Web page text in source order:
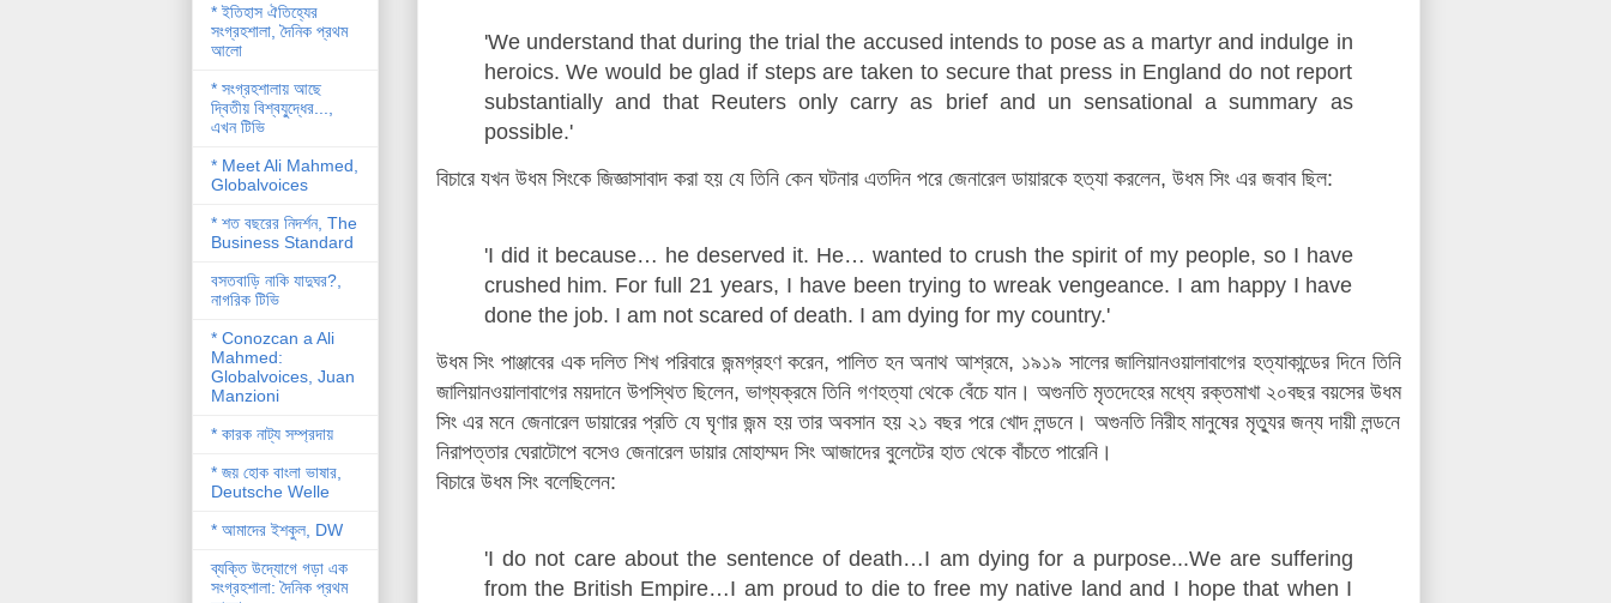
'We understand that during the trial the accused intends to pose as a martyr and indulge in
heroics. We would be glad if steps are taken to secure that press in England do not report
substantially and that Reuters only carry as brief and un sensational a summary as
possible.'
বিচারে যখন উধম সিংকে জিজ্ঞাসাবাদ করা হয় যে তিনি কেন ঘটনার এতদিন পরে জেনারেল ডায়ারকে হত্যা করলেন, উধম সিং এর জবাব ছিল:
'I did it because… he deserved it. He… wanted to crush the spirit of my people, so I have
crushed him. For full 21 years, I have been trying to wreak vengeance. I am happy I have
done the job. I am not scared of death. I am dying for my country.'
উধম সিং পাঞ্জাবের এক দলিত শিখ পরিবারে জন্মগ্রহণ করেন, পালিত হন অনাথ আশ্রমে, ১৯১৯ সালের জালিয়ানওয়ালাবাগের হত্যাকান্ডের দিনে তিনি
জালিয়ানওয়ালাবাগের ময়দানে উপস্থিত ছিলেন, ভাগ্যক্রমে তিনি গণহত্যা থেকে বেঁচে যান। অগুনতি মৃতদেহের মধ্যে রক্তমাখা ২০বছর বয়সের উধম
সিং এর মনে জেনারেল ডায়ারের প্রতি যে ঘৃণার জন্ম হয় তার অবসান হয় ২১ বছর পরে খোদ লন্ডনে। অগুনতি নিরীহ মানুষের মৃত্যুর জন্য দায়ী লন্ডনে
নিরাপত্তার ঘেরাটোপে বসেও জেনারেল ডায়ার মোহাম্মদ সিং আজাদের বুলেটের হাত থেকে বাঁচতে পারেনি।
বিচারে উধম সিং বলেছিলেন:
'I do not care about the sentence of death…I am dying for a purpose...We are suffering
from the British Empire…I am proud to die to free my native land and I hope that when I
* ইতিহাস ঐতিহ্যের
সংগ্রহশালা, দৈনিক প্রথম
আলো
* সংগ্রহশালায় আছে
দ্বিতীয় বিশ্বযু্দ্ধের...,
এখন টিভি
* Meet Ali Mahmed,
Globalvoices
* শত বছরের নিদর্শন, The
Business Standard
বসতবাড়ি নাকি যাদুঘর?,
নাগরিক টিভি
* Conozcan a Ali
Mahmed:
Globalvoices, Juan
Manzioni
* কারক নাট্য সম্প্রদায়
* জয় হোক বাংলা ভাষার,
Deutsche Welle
* আমাদের ইশকুল, DW
ব্যক্তি উদ্যোগে গড়া এক
সংগ্রহশালা: দৈনিক প্রথম